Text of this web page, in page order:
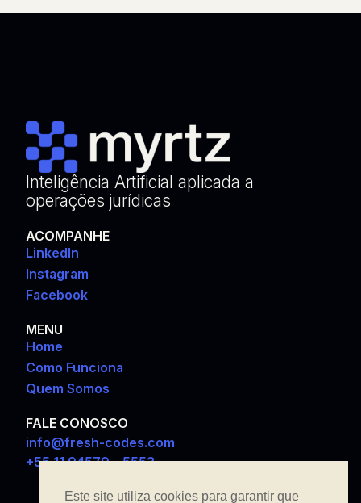
Inteligência Artificial aplicada a
operações jurídicas
ACOMPANHE
LinkedIn
Instagram
Facebook
MENU
Home
Como Funciona
Quem Somos
FALE CONOSCO
info@fresh-codes.com
+55 11 94579 – 5553
Este site utiliza cookies para garantir que